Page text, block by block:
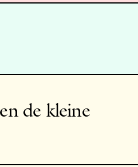
de kleine